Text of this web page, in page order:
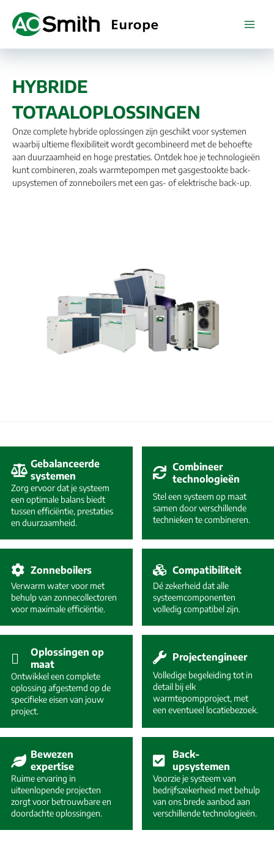
naar
HYBRIDE
TOTAALOPLOSSINGEN
Onze complete hybride oplossingen zijn geschikt voor systemen
waarbij ultieme flexibiliteit wordt gecombineerd met de behoefte
aan duurzaamheid en hoge prestaties. Ontdek hoe je technologieën
kunt combineren, zoals warmtepompen met gasgestookte back-
upsystemen of zonneboilers met een gas- of elektrische back-up.
Gebalanceerde
systemen
Zorg ervoor dat je systeem
een optimale balans biedt
tussen efficiëntie, prestaties
en duurzaamheid.
Combineer
technologieën
Stel een systeem op maat
samen door verschillende
technieken te combineren.
Zonneboilers
Verwarm water voor met
behulp van zonnecollectoren
voor maximale efficiëntie.
Compatibiliteit
Dé zekerheid dat alle
systeemcomponenten
volledig compatibel zijn.
Oplossingen op
maat
Ontwikkel een complete
oplossing afgestemd op de
specifieke eisen van jouw
project.
Projectengineer
Volledige begeleiding tot in
detail bij elk
warmtepompproject, met
een eventueel locatiebezoek.
Bewezen
expertise
Ruime ervaring in
uiteenlopende projecten
zorgt voor betrouwbare en
doordachte oplossingen.
Back-
upsystemen
Voorzie je systeem van
bedrijfszekerheid met behulp
van ons brede aanbod aan
verschillende technologieën.